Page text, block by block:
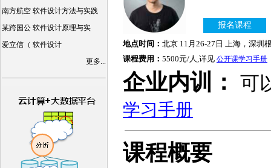
南方航空 软件设计方法与实践
某跨国公 软件设计原理与实
爱立信（ 软件设计
更多...
报名课程
地点时间： 北京 11月26-27日 上海，深圳
课程费用： 5500元/人,详见 公开课学习手册
企业内训： 可
学习手册
课程概要